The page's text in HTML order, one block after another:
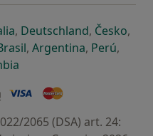
nowej karcie
się w nowej karcie
otwiera się w nowej
, Deutschlandotwiera się
, Česko,
karcie
w nowej karcie
się w nowej karcie
otwiera się w nowej
, Argentinaotwiera się
, Perú,
2065 (DSA) art. 24: